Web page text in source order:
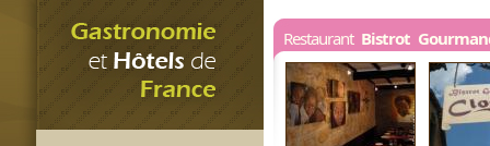
Restaurant Bistrot